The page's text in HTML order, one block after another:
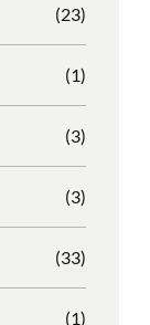
(23)
(1)
(3)
(3)
(33)
(1)